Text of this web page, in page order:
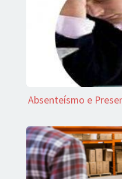
Absenteísmo e